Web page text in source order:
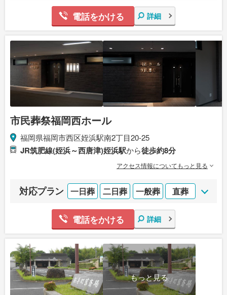
電話をかける 詳細
市民葬祭福岡西ホール
福岡県福岡市西区姪浜駅南2丁目20-25
JR筑肥線(姪浜～西唐津)姪浜駅から徒歩約8分
アクセス情報についてもっと見る
対応プラン 一日葬 二日葬 一般葬 直葬
電話をかける 詳細
もっと見る